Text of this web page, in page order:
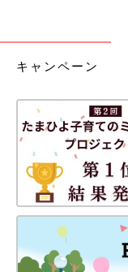
キャンペーン